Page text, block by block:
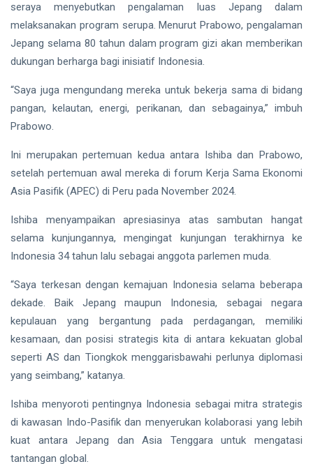
Donald Trump
PT IKPP Perawang
Politik
PSSI
seraya menyebutkan pengalaman luas Jepang dalam
melaksanakan program serupa. Menurut Prabowo, pengalaman
Jepang selama 80 tahun dalam program gizi akan memberikan
dukungan berharga bagi inisiatif Indonesia.
“Saya juga mengundang mereka untuk bekerja sama di bidang
pangan, kelautan, energi, perikanan, dan sebagainya,” imbuh
Prabowo.
Ini merupakan pertemuan kedua antara Ishiba dan Prabowo,
setelah pertemuan awal mereka di forum Kerja Sama Ekonomi
Asia Pasifik (APEC) di Peru pada November 2024.
Ishiba menyampaikan apresiasinya atas sambutan hangat
selama kunjungannya, mengingat kunjungan terakhirnya ke
Indonesia 34 tahun lalu sebagai anggota parlemen muda.
“Saya terkesan dengan kemajuan Indonesia selama beberapa
dekade. Baik Jepang maupun Indonesia, sebagai negara
kepulauan yang bergantung pada perdagangan, memiliki
kesamaan, dan posisi strategis kita di antara kekuatan global
seperti AS dan Tiongkok menggarisbawahi perlunya diplomasi
yang seimbang,” katanya.
Ishiba menyoroti pentingnya Indonesia sebagai mitra strategis
di kawasan Indo-Pasifik dan menyerukan kolaborasi yang lebih
kuat antara Jepang dan Asia Tenggara untuk mengatasi
tantangan global.